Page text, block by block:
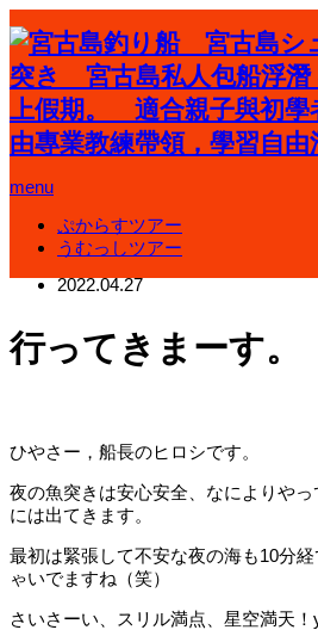
menu
ぷからすツアー
うむっしツアー
ホーム
行ってきまーす。
ショップのこと
2022.04.27
行ってきまーす。
ひやさー，船長のヒロシです。
夜の魚突きは安心安全、なによりや
には出てきます。
最初は緊張して不安な夜の海も10分
ゃいでますね（笑）
さいさーい、スリル満点、星空満天！